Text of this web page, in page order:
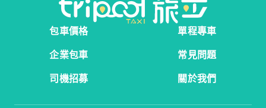
包車價格
單程專車
企業包車
常見問題
司機招募
關於我們